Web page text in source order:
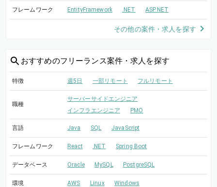
フレームワーク EntityFramework .NET ASP.NET
その他の案件・求人を探す
おすすめのフリーランス案件・求人を探す
特徴 週5日 一部リモート フルリモート
職種
サーバーサイドエンジニア
インフラエンジニア
PMO
言語 Java SQL JavaScript
フレームワーク React .NET Spring Boot
データベース Oracle MySQL PostgreSQL
環境 AWS Linux Windows